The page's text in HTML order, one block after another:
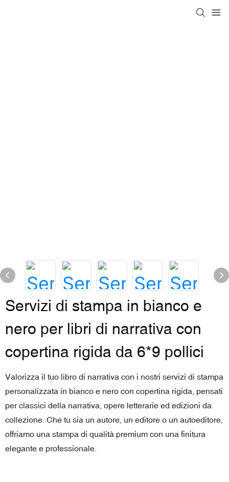
Servizi di stampa in bianco e
nero per libri di narrativa con
copertina rigida da 6*9 pollici
Valorizza il tuo libro di narrativa con i nostri servizi di stampa
personalizzata in bianco e nero con copertina rigida, pensati
per classici della narrativa, opere letterarie ed edizioni da
collezione. Che tu sia un autore, un editore o un autoeditore,
offriamo una stampa di qualità premium con una finitura
elegante e professionale.